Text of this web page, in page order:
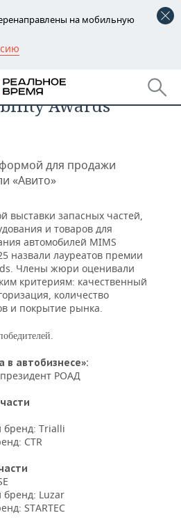
на мобильную
итоги премии
Awards
для продажи
«Авито»
выставки запасных частей,
и товаров для
автомобилей MIMS
назвали лауреатов премии
Члены жюри оценивали
критериям: качественный
количество
и покрытие рынка.
в автобизнесе»:
РОАД
Trialli
CTR
Luzar
STARTEC